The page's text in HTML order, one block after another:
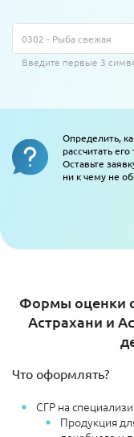
Введите первые 3
Определить,
рассчитать
Оставьте
ни к чему не
Формы оценки
Астрахани и
Что оформлять?
СГР на
Продукция